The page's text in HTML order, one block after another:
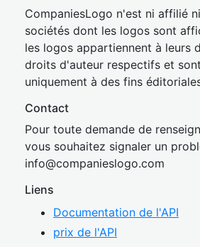
CompaniesLogo n'est ni affilié
sociétés dont les logos sont
les logos appartiennent à leurs
droits d'auteur respectifs et
uniquement à des fins
Contact
Pour toute demande de
vous souhaitez signaler un
info@companieslogo.com
Liens
Documentation de l'API
prix de l'API